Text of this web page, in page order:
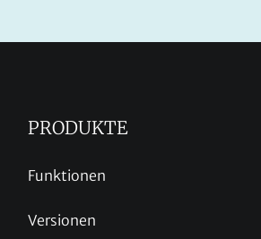
PRODUKTE
Funktionen
Versionen